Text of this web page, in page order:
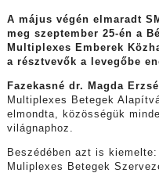
A május végén elmaradt
meg szeptember 25-én a
Multiplexes Emberek
a résztvevők a levegőbe
Fazekasné dr. Magda
Multiplexes Betegek
elmondta, közösségük
világnaphoz.
Beszédében azt is
Muliplexes Betegek